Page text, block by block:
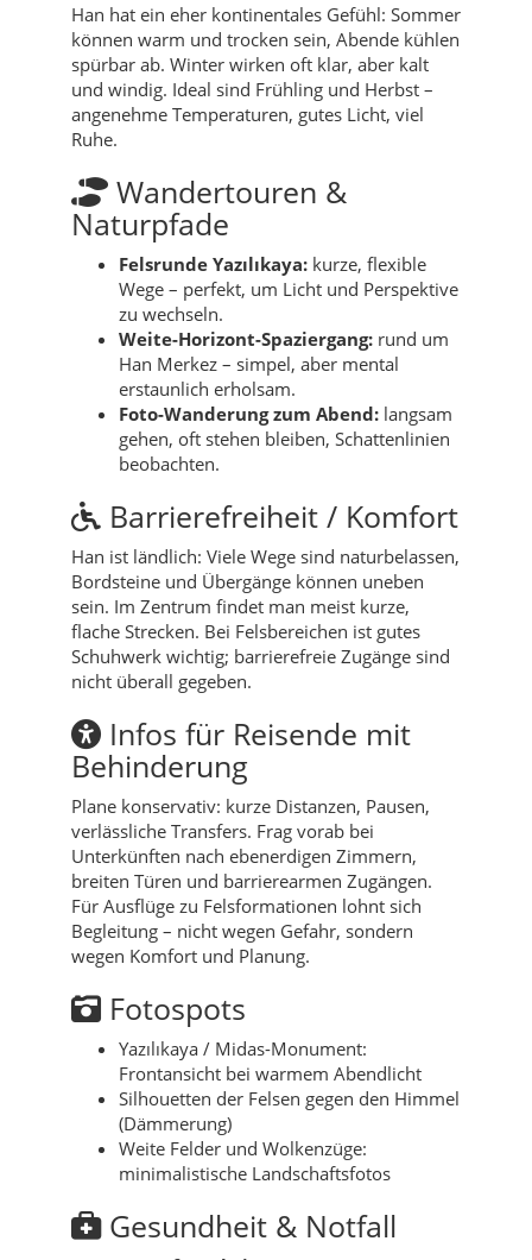
Han hat ein eher kontinentales Gefühl: Sommer
können warm und trocken sein, Abende kühlen
spürbar ab. Winter wirken oft klar, aber kalt
und windig. Ideal sind Frühling und Herbst –
angenehme Temperaturen, gutes Licht, viel
Ruhe.
Wandertouren &
Naturpfade
Felsrunde Yazılıkaya: kurze, flexible
Wege – perfekt, um Licht und Perspektive
zu wechseln.
Weite-Horizont-Spaziergang: rund um
Han Merkez – simpel, aber mental
erstaunlich erholsam.
Foto-Wanderung zum Abend: langsam
gehen, oft stehen bleiben, Schattenlinien
beobachten.
Barrierefreiheit / Komfort
Han ist ländlich: Viele Wege sind naturbelassen,
Bordsteine und Übergänge können uneben
sein. Im Zentrum findet man meist kurze,
flache Strecken. Bei Felsbereichen ist gutes
Schuhwerk wichtig; barrierefreie Zugänge sind
nicht überall gegeben.
Infos für Reisende mit
Behinderung
Plane konservativ: kurze Distanzen, Pausen,
verlässliche Transfers. Frag vorab bei
Unterkünften nach ebenerdigen Zimmern,
breiten Türen und barrierearmen Zugängen.
Für Ausflüge zu Felsformationen lohnt sich
Begleitung – nicht wegen Gefahr, sondern
wegen Komfort und Planung.
Fotospots
Yazılıkaya / Midas-Monument:
Frontansicht bei warmem Abendlicht
Silhouetten der Felsen gegen den Himmel
(Dämmerung)
Weite Felder und Wolkenzüge:
minimalistische Landschaftsfotos
Gesundheit & Notfall